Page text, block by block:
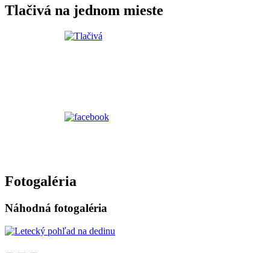
Tlačivá na jednom mieste
Fotogaléria
Náhodná fotogaléria